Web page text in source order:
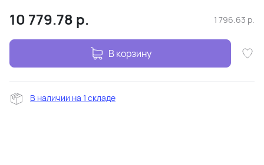
10 779.78 р. 1 796.63 р.
В корзину
В наличии на 1 складе